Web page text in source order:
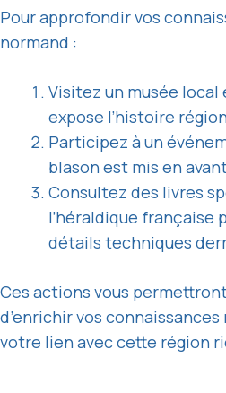
Pour approfondir vos
normand :
Visitez un musée local
expose l’histoire
Participez à un
blason est mis en
Consultez des livres
l’héraldique française
détails techniques
Ces actions vous
d’enrichir vos
votre lien avec cette région